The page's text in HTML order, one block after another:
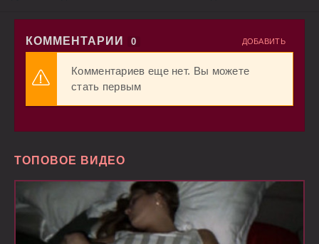
КОММЕНТАРИИ 0 ДОБАВИТЬ
Комментариев еще нет. Вы можете
стать первым
ТОПОВОЕ ВИДЕО